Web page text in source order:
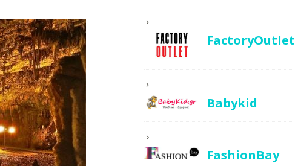
FactoryOutlet
Babykid
FashionBay